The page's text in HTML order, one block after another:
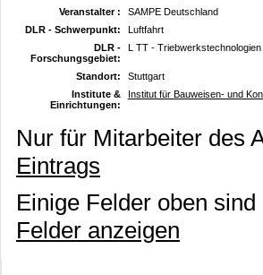
Veranstalter :
SAMPE Deutschland
DLR - Schwerpunkt:
Luftfahrt
DLR -
Forschungsgebiet:
L TT - Triebwerkstechnologien
Standort:
Stuttgart
Institute &
Einrichtungen:
Institut für Bauweisen- und
Nur für Mitarbeiter des
Eintrags
Einige Felder oben
Felder anzeigen